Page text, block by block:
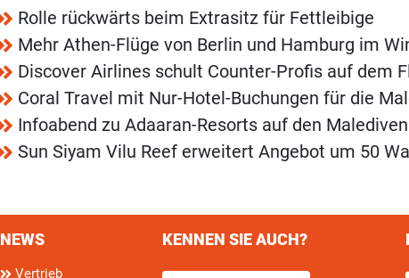
Rolle rückwärts beim Extrasitz für Fettleibige
Mehr Athen-Flüge von Berlin und Hamburg im
Discover Airlines schult Counter-Profis auf dem
Coral Travel mit Nur-Hotel-Buchungen für die
Infoabend zu Adaaran-Resorts auf den Malediven
Sun Siyam Vilu Reef erweitert Angebot um 50
NEWS
Vertrieb
KENNEN SIE AUCH?